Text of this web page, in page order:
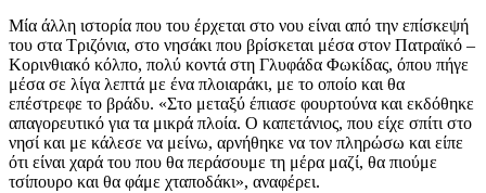
Μία άλλη ιστορία που του έρχεται στο νου είναι από την επίσκεψή
του στα Τριζόνια, στο νησάκι που βρίσκεται μέσα στον Πατραϊκό –
Κορινθιακό κόλπο, πολύ κοντά στη Γλυφάδα Φωκίδας, όπου πήγε
μέσα σε λίγα λεπτά με ένα πλοιαράκι, με το οποίο και θα
επέστρεφε το βράδυ. «Στο μεταξύ έπιασε φουρτούνα και εκδόθηκε
απαγορευτικό για τα μικρά πλοία. Ο καπετάνιος, που είχε σπίτι στο
νησί και με κάλεσε να μείνω, αρνήθηκε να τον πληρώσω και είπε
ότι είναι χαρά του που θα περάσουμε τη μέρα μαζί, θα πιούμε
τσίπουρο και θα φάμε χταποδάκι», αναφέρει.